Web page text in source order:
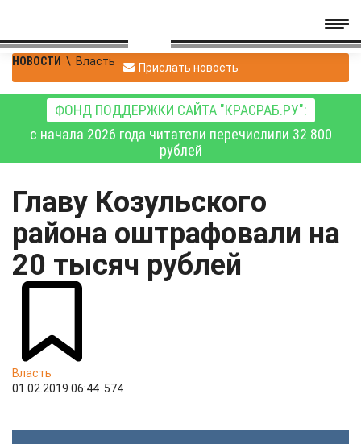
НОВОСТИ \ Власть Прислать новость
ФОНД ПОДДЕРЖКИ САЙТА "КРАСРАБ.РУ":
с начала 2026 года читатели перечислили 32 800
рублей
Главу Козульского
района оштрафовали на
20 тысяч рублей
Власть
01.02.2019 06:44 574